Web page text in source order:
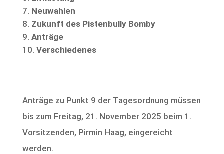
Neuwahlen
Zukunft des Pistenbully Bomby
Anträge
Verschiedenes
Anträge zu Punkt 9 der Tagesordnung müssen
bis zum Freitag, 21. November 2025 beim 1.
Vorsitzenden, Pirmin Haag, eingereicht
werden.